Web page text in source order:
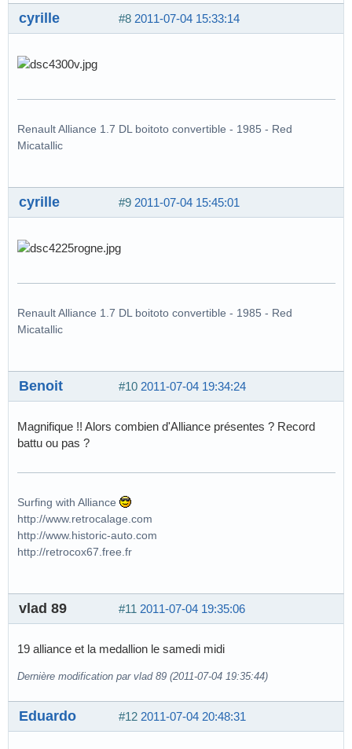
#8 2011-07-04 15:33:14
cyrille
Renault Alliance 1.7 DL boitoto convertible - 1985 - Red
Micatallic
#9 2011-07-04 15:45:01
cyrille
Renault Alliance 1.7 DL boitoto convertible - 1985 - Red
Micatallic
#10 2011-07-04 19:34:24
Benoit
Magnifique !! Alors combien d'Alliance présentes ? Record
battu ou pas ?
Surfing with Alliance
http://www.retrocalage.com
http://www.historic-auto.com
http://retrocox67.free.fr
#11 2011-07-04 19:35:06
vlad 89
19 alliance et la medallion le samedi midi
Dernière modification par vlad 89 (2011-07-04 19:35:44)
#12 2011-07-04 20:48:31
Eduardo